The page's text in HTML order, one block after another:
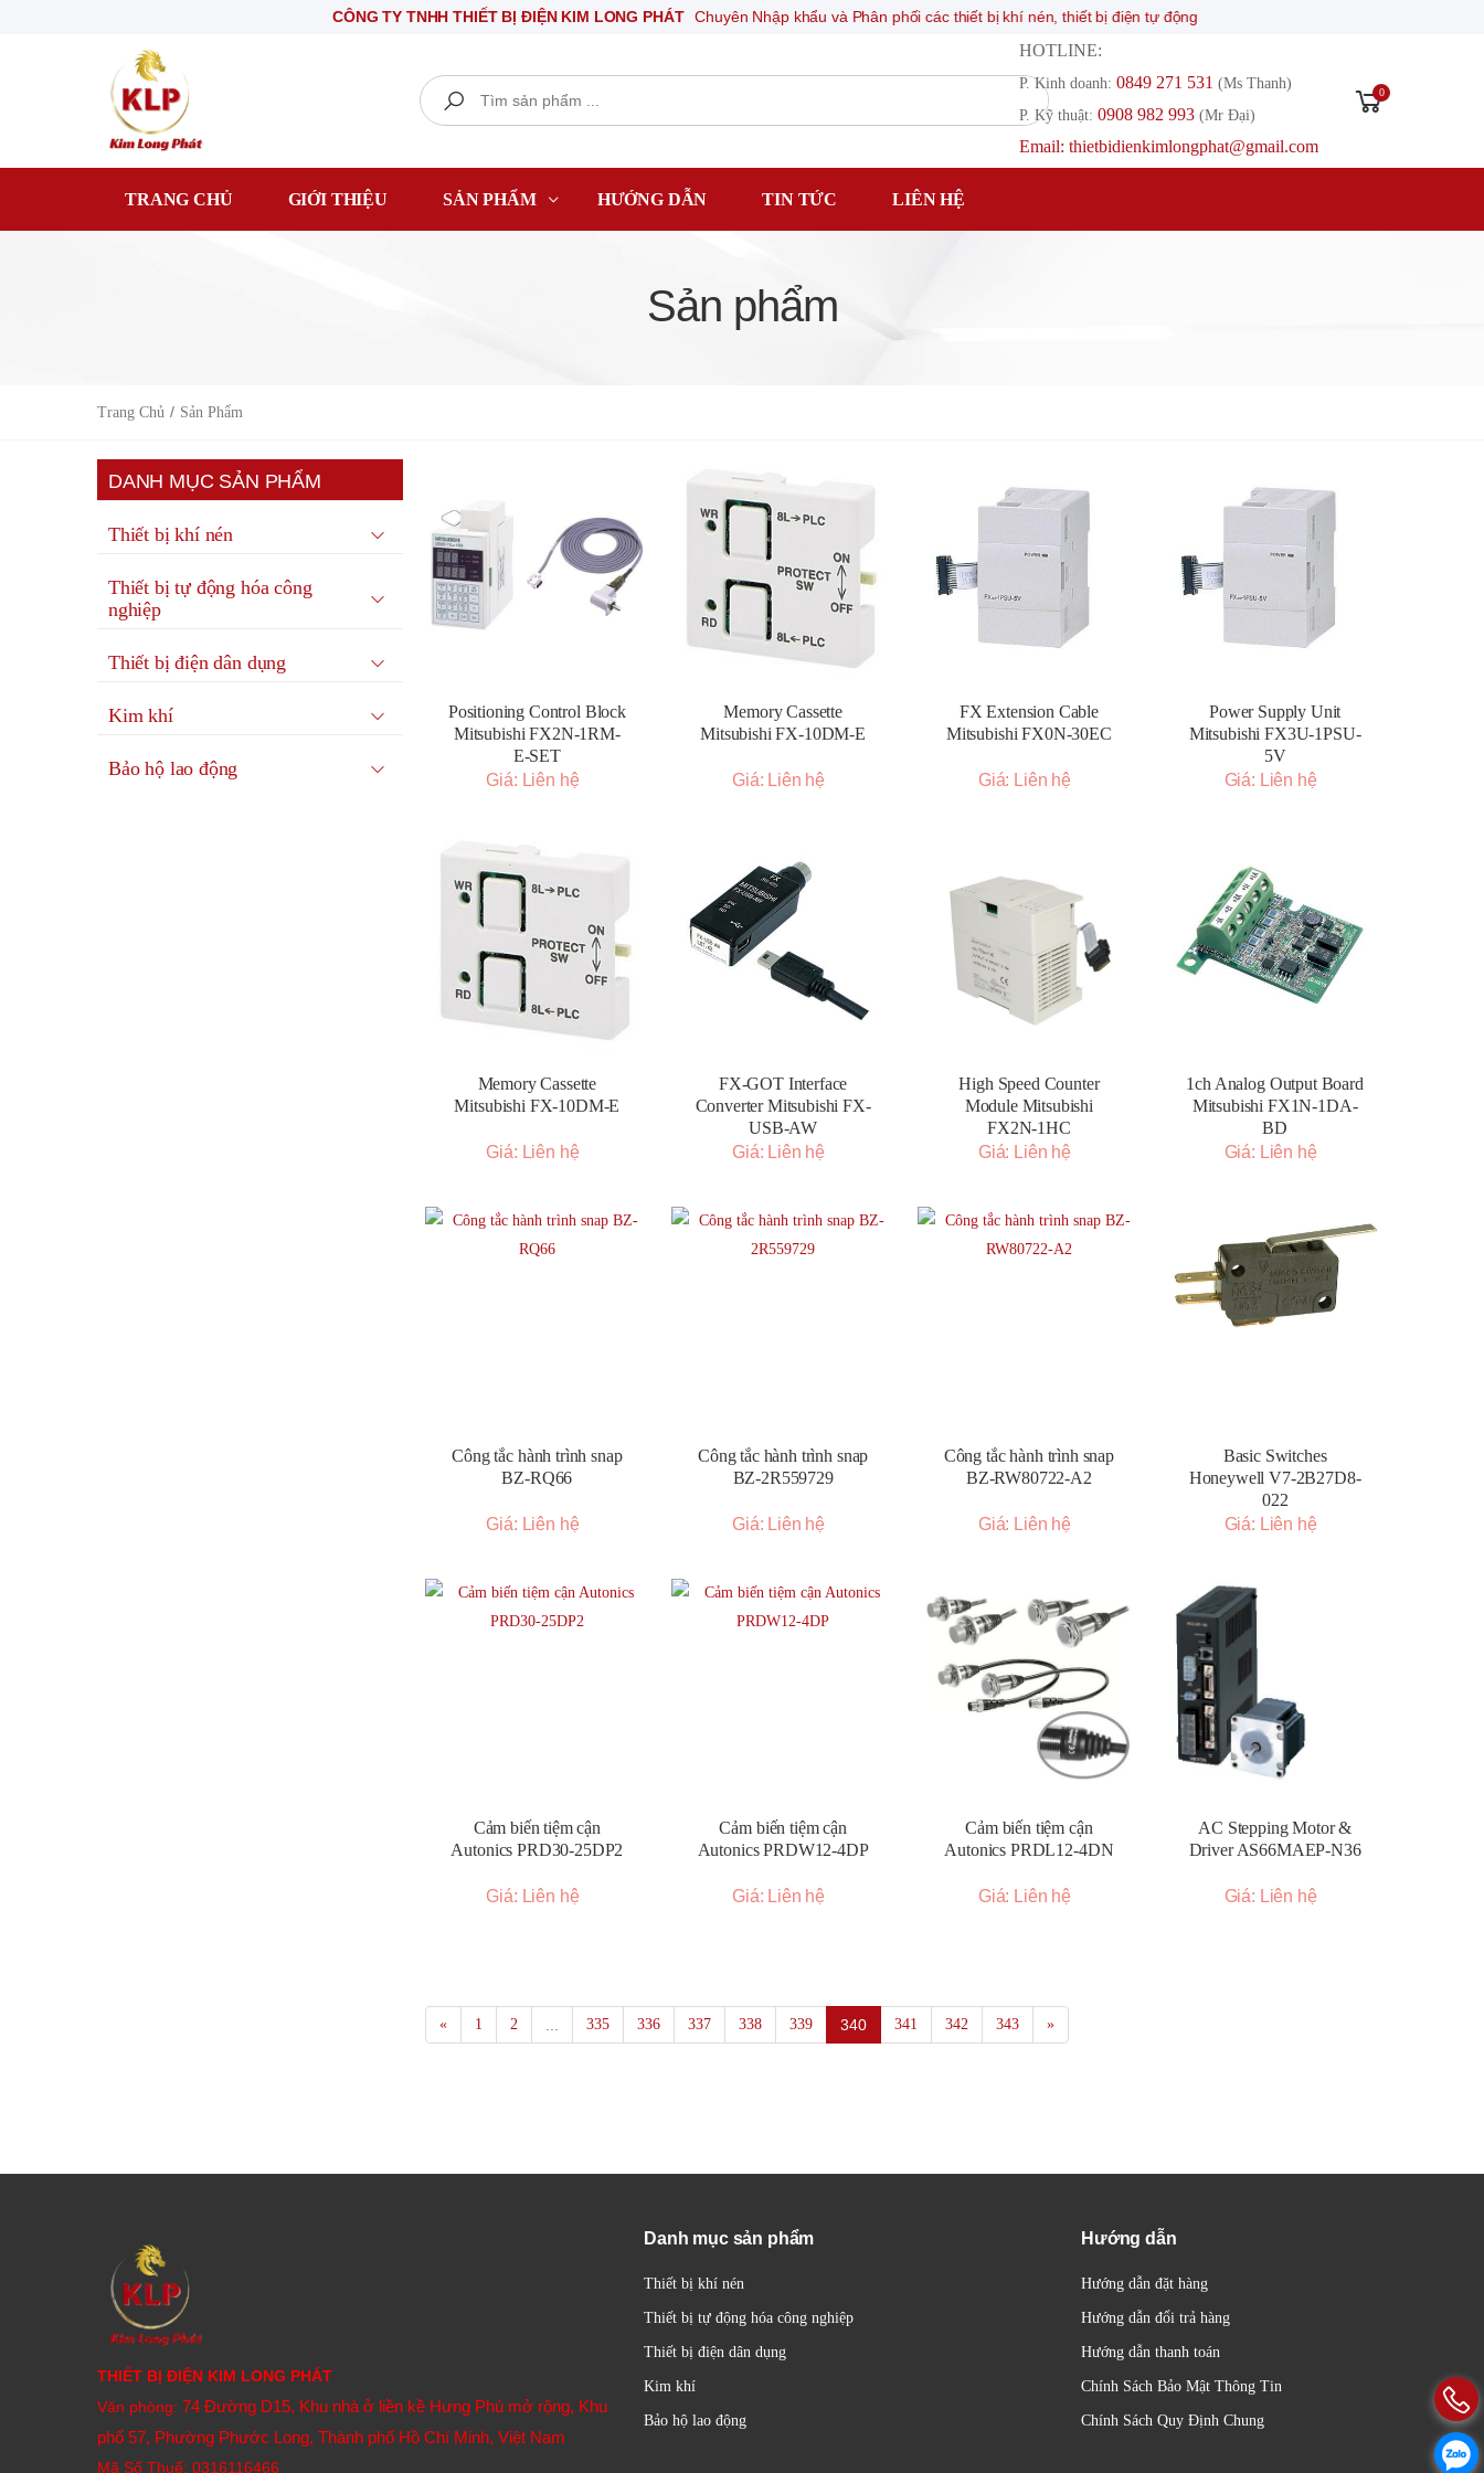
CÔNG TY TNHH THIẾT BỊ ĐIỆN KIM LONG PHÁT Chuyên Nhập khẩu và Phân phối các thiết bị khí nén, thiết bị điện tự động
Search
HOTLINE:
P. Kinh doanh: 0849 271 531 (Ms Thanh)
P. Kỹ thuật: 0908 982 993​ (Mr Đại)
Email: thietbidienkimlongphat@gmail.com
0
TRANG CHỦ GIỚI THIỆU SẢN PHẨM HƯỚNG DẪN TIN TỨC LIÊN HỆ
Sản phẩm
Trang Chủ Sản Phẩm
Positioning Control Block
Mitsubishi FX2N-1RM-
E-SET
Giá: Liên hệ
Memory Cassette
Mitsubishi FX-10DM-E
Giá: Liên hệ
FX Extension Cable
Mitsubishi FX0N-30EC
Giá: Liên hệ
Power Supply Unit
Mitsubishi FX3U-1PSU-
5V
Giá: Liên hệ
Memory Cassette
Mitsubishi FX-10DM-E
Giá: Liên hệ
FX-GOT Interface
Converter Mitsubishi FX-
USB-AW
Giá: Liên hệ
High Speed Counter
Module Mitsubishi
FX2N-1HC
Giá: Liên hệ
1ch Analog Output Board
Mitsubishi FX1N-1DA-
BD
Giá: Liên hệ
Công tắc hành trình snap
BZ-RQ66
Giá: Liên hệ
Công tắc hành trình snap
BZ-2R559729
Giá: Liên hệ
Công tắc hành trình snap
BZ-RW80722-A2
Giá: Liên hệ
Basic Switches
Honeywell V7-2B27D8-
022
Giá: Liên hệ
Cảm biến tiệm cận
Autonics PRD30-25DP2
Giá: Liên hệ
Cảm biến tiệm cận
Autonics PRDW12-4DP
Giá: Liên hệ
Cảm biến tiệm cận
Autonics PRDL12-4DN
Giá: Liên hệ
AC Stepping Motor &
Driver AS66MAEP-N36
Giá: Liên hệ
« 1 2 335 336 337 338 339 340 341 342 343 »
DANH MỤC SẢN PHẨM
Thiết bị khí nén
Thiết bị tự động hóa công
nghiệp
Thiết bị điện dân dụng
Kim khí
Bảo hộ lao động
THIẾT BỊ ĐIỆN KIM LONG PHÁT
Văn phòng: 74 Đường D15, Khu nhà ở liền kề Hưng Phú mở rộng, Khu
phố 57, Phường Phước Long, Thành phố Hồ Chí Minh, Việt Nam
Mã Số Thuế: 0316116466
Danh mục sản phẩm
Thiết bị khí nén
Thiết bị tự động hóa công nghiệp
Thiết bị điện dân dụng
Kim khí
Bảo hộ lao động
Hướng dẫn
Hướng dẫn đặt hàng
Hướng dẫn đổi trả hàng
Hướng dẫn thanh toán
Chính Sách Bảo Mật Thông Tin
Chính Sách Quy Định Chung